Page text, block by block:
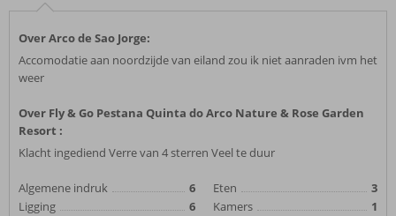
Over Arco de Sao Jorge:
Accomodatie aan noordzijde van eiland zou ik niet aanraden ivm het
weer
Over Fly & Go Pestana Quinta do Arco Nature & Rose Garden
Resort :
Klacht ingediend Verre van 4 sterren Veel te duur
Algemene indruk
6
Ligging
6
Eten
3
Kamers
1